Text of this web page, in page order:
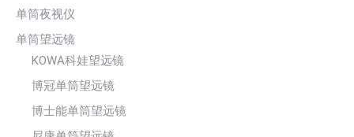
单筒夜视仪
单筒望远镜
KOWA科娃望远镜
博冠单筒望远镜
博士能单筒望远镜